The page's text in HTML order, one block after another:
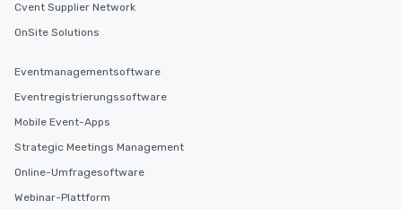
Cvent Supplier Network
OnSite Solutions
Eventmanagementsoftware
Eventregistrierungssoftware
Mobile Event-Apps
Strategic Meetings Management
Online-Umfragesoftware
Webinar-Plattform